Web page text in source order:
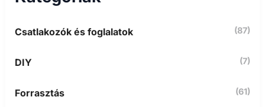
v
k
z
Csatlakozók és foglalatok (87)
DIY (7)
Forrasztás (61)